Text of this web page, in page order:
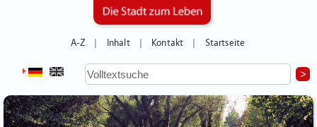
A-Z Inhalt Kontakt Startseite